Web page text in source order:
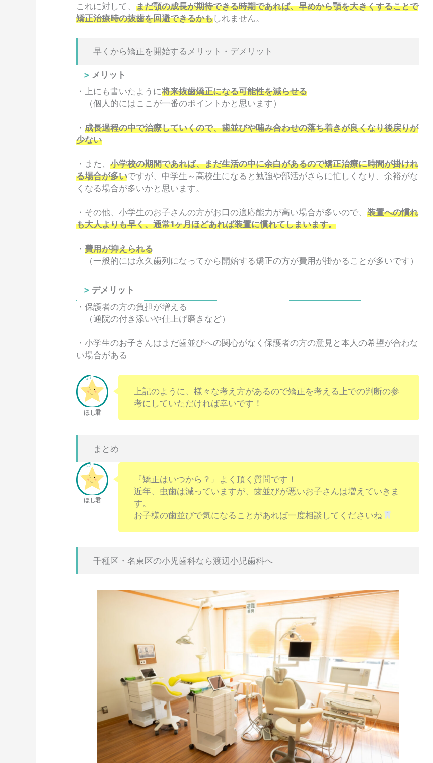
これに対して、まだ顎の成長が期待できる時期であれば、早めから顎を大きくすることで
矯正治療時の抜歯を回避できるかもしれません。
早くから矯正を開始するメリット・デメリット
メリット
・上にも書いたように将来抜歯矯正になる可能性を減らせる
（個人的にはここが一番のポイントかと思います）
・成長過程の中で治療していくので、歯並びや噛み合わせの落ち着きが良くなり後戻りが
少ない
・また、小学校の期間であれば、まだ生活の中に余白があるので矯正治療に時間が掛けれ
る場合が多いですが、中学生～高校生になると勉強や部活がさらに忙しくなり、余裕がな
くなる場合が多いかと思います。
・その他、小学生のお子さんの方がお口の適応能力が高い場合が多いので、装置への慣れ
も大人よりも早く、通常1ヶ月ほどあれば装置に慣れてしまいます。
・費用が抑えられる
（一般的には永久歯列になってから開始する矯正の方が費用が掛かることが多いです）
デメリット
・保護者の方の負担が増える
（通院の付き添いや仕上げ磨きなど）
・小学生のお子さんはまだ歯並びへの関心がなく保護者の方の意見と本人の希望が合わな
い場合がある
上記のように、様々な考え方があるので矯正を考える上での判断の参
考にしていただければ幸いです！
まとめ
『矯正はいつから？』よく頂く質問です！
近年、虫歯は減っていますが、歯並びが悪いお子さんは増えていきま
す。
お子様の歯並びで気になることがあれば一度相談してくださいね
千種区・名東区の小児歯科なら渡辺小児歯科へ